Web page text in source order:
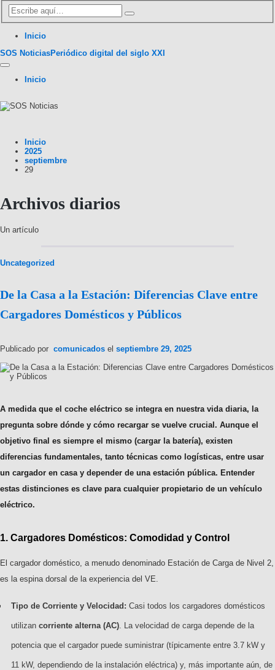
Inicio
SOS NoticiasPeriódico digital del siglo XXI
Inicio
Inicio
2025
septiembre
29
Archivos diarios
Un artículo
Uncategorized
De la Casa a la Estación: Diferencias Clave entre
Cargadores Domésticos y Públicos
Publicado por comunicados el septiembre 29, 2025
A medida que el coche eléctrico se integra en nuestra vida diaria, la
pregunta sobre dónde y cómo recargar se vuelve crucial. Aunque el
objetivo final es siempre el mismo (cargar la batería), existen
diferencias fundamentales, tanto técnicas como logísticas, entre usar
un cargador en casa y depender de una estación pública. Entender
estas distinciones es clave para cualquier propietario de un vehículo
eléctrico.
1. Cargadores Domésticos: Comodidad y Control
El cargador doméstico, a menudo denominado Estación de Carga de Nivel 2,
es la espina dorsal de la experiencia del VE.
Tipo de Corriente y Velocidad: Casi todos los cargadores domésticos
utilizan corriente alterna (AC). La velocidad de carga depende de la
potencia que el cargador puede suministrar (típicamente entre 3.7 kW y
11 kW, dependiendo de la instalación eléctrica) y, más importante aún, de